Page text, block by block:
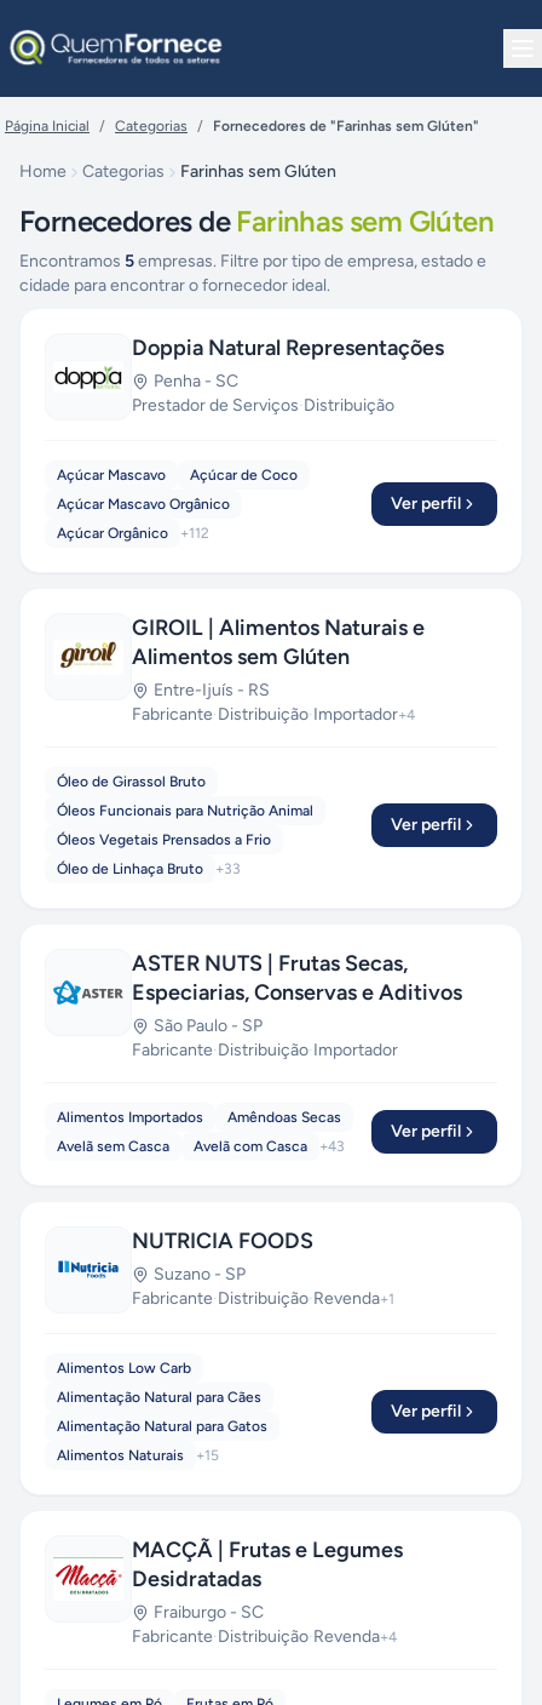
Página Inicial / Categorias / Fornecedores de "Farinhas sem Glúten"
Home Categorias Farinhas sem Glúten
Fornecedores de Farinhas sem Glúten
Encontramos 5empresas. Filtre por tipo de empresa, estado e
cidade para encontrar o fornecedor ideal.
Doppia Natural Representações
Penha - SC
Prestador de Serviços·Distribuição
Açúcar Mascavo
Açúcar de Coco
Açúcar Mascavo Orgânico
Açúcar Orgânico
+112
Ver perfil
GIROIL | Alimentos Naturais e
Alimentos sem Glúten
Entre-Ijuís - RS
Fabricante·Distribuição·Importador+4
Óleo de Girassol Bruto
Óleos Funcionais para Nutrição Animal
Óleos Vegetais Prensados a Frio
Óleo de Linhaça Bruto
+33
Ver perfil
ASTER NUTS | Frutas Secas,
Especiarias, Conservas e Aditivos
São Paulo - SP
Fabricante·Distribuição·Importador
Alimentos Importados
Amêndoas Secas
Avelã sem Casca
Avelã com Casca +43
Ver perfil
NUTRICIA FOODS
Suzano - SP
Fabricante·Distribuição·Revenda+1
Alimentos Low Carb
Alimentação Natural para Cães
Alimentação Natural para Gatos
Alimentos Naturais
+15
Ver perfil
MACÇÃ | Frutas e Legumes
Desidratadas
Fraiburgo - SC
Fabricante·Distribuição·Revenda+4